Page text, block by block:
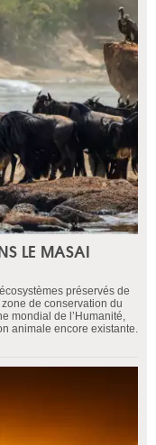
LE MASAI
préservés de
de conservation du
mondial de l’Humanité,
animale encore existante.